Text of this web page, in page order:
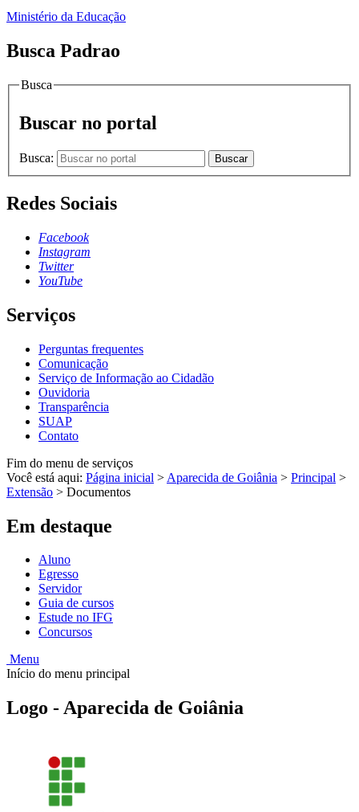
Ministério da Educação
Busca Padrao
Busca
Buscar no portal
Busca: Buscar
Redes Sociais
Facebook
Instagram
Twitter
YouTube
Serviços
Perguntas frequentes
Comunicação
Serviço de Informação ao Cidadão
Ouvidoria
Transparência
SUAP
Contato
Fim do menu de serviços
Você está aqui: Página inicial > Aparecida de Goiânia > Principal >
Extensão > Documentos
Em destaque
Aluno
Egresso
Servidor
Guia de cursos
Estude no IFG
Concursos
Menu
Início do menu principal
Logo - Aparecida de Goiânia